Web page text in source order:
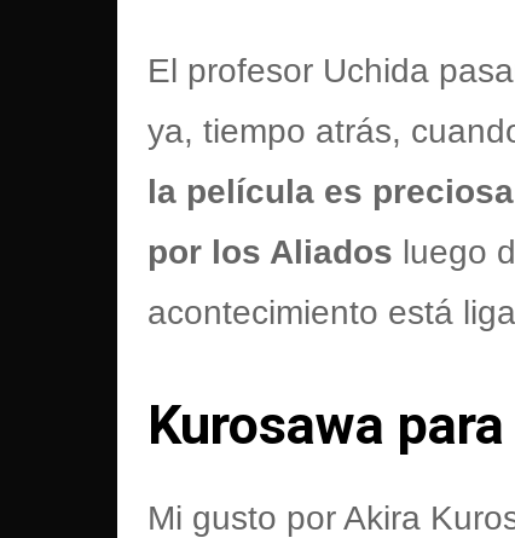
El profesor Uchida
ya, tiempo atrás,
la película es
por los Aliados luego
acontecimiento está
Kurosawa
Mi gusto por Akira